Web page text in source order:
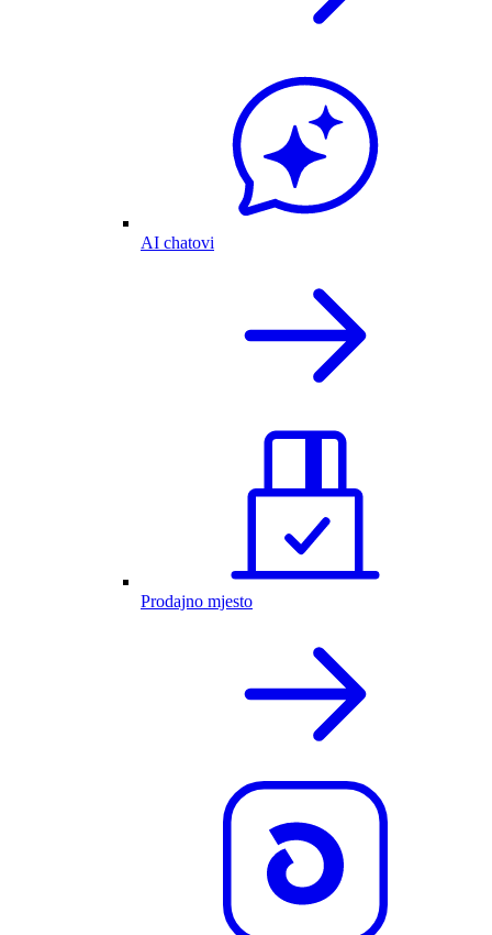
AI chatovi
Prodajno mjesto